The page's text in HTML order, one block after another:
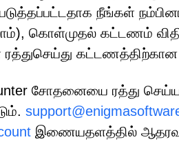
நீங்கள்
கொள்முதல் கட்டணம்
கட்டணத்திற்கான
சோதனையை ரத்து
இணையதளத்தில் ஆதரவு